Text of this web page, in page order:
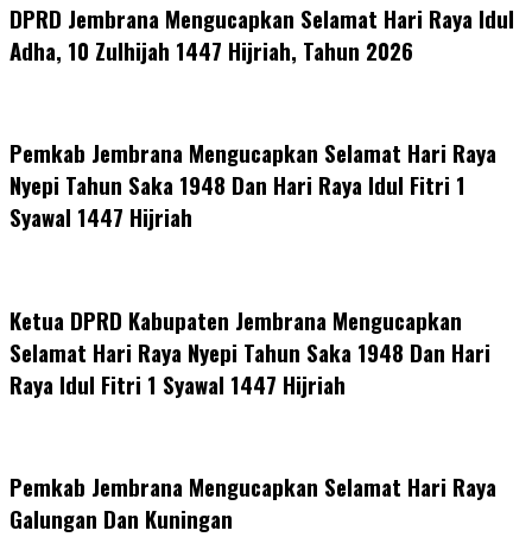
DPRD Jembrana Mengucapkan Selamat Hari Raya Idul
Adha, 10 Zulhijah 1447 Hijriah, Tahun 2026
Pemkab Jembrana Mengucapkan Selamat Hari Raya
Nyepi Tahun Saka 1948 Dan Hari Raya Idul Fitri 1
Syawal 1447 Hijriah
Ketua DPRD Kabupaten Jembrana Mengucapkan
Selamat Hari Raya Nyepi Tahun Saka 1948 Dan Hari
Raya Idul Fitri 1 Syawal 1447 Hijriah
Pemkab Jembrana Mengucapkan Selamat Hari Raya
Galungan Dan Kuningan